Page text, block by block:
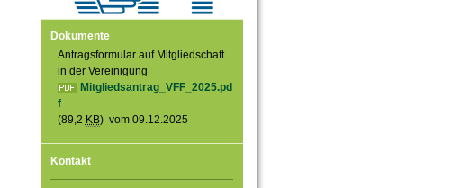
Dokumente
Antragsformular auf Mitgliedschaft
in der Vereinigung
Mitgliedsantrag_VFF_2025.pd
f
(89,2 KB) vom 09.12.2025
Kontakt